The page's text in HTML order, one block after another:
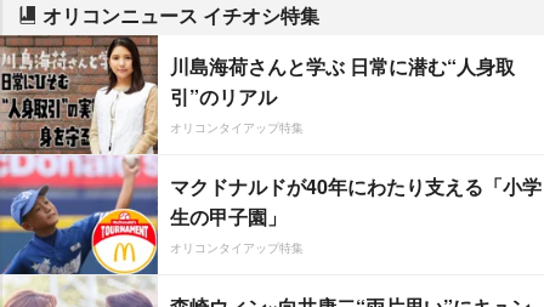
オリコンニュース イチオシ特集
川島海荷さんと学ぶ 日常に潜む“人身取
引”のリアル
オリコンタイアップ特集
マクドナルドが40年にわたり支える「小学
生の甲子園」
オリコンタイアップ特集